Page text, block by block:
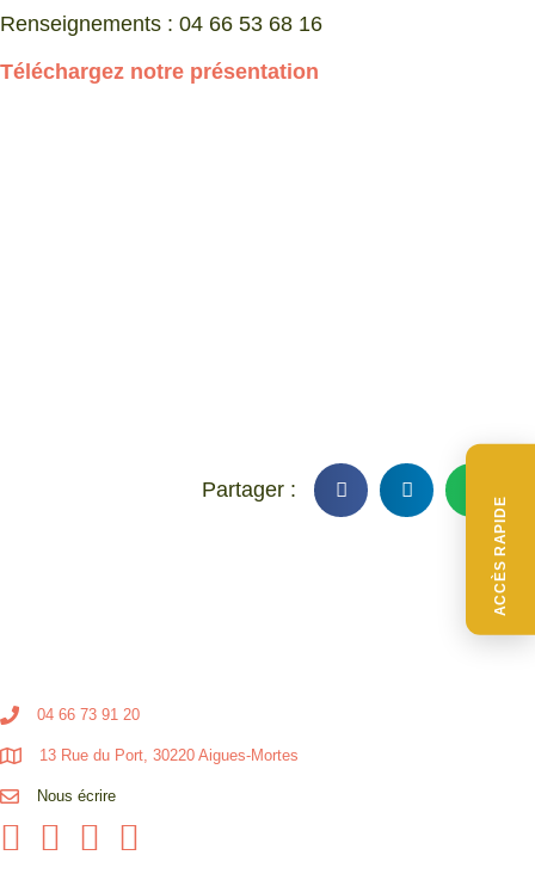
ACCÈS RAPIDE
Renseignements : 04 66 53 68 16
Téléchargez notre présentation
04 66 73 91 20
13 Rue du Port, 30220 Aigues-Mortes
Nous écrire